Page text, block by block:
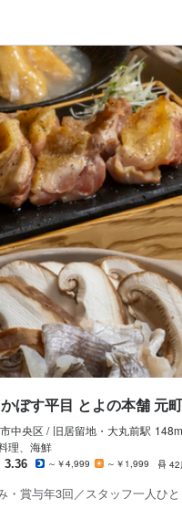
ぼす平目 とよの本舗 元
中央区 / 旧居留地・大丸前駅 148m
理、海鮮
3.36 ～￥4,999 ～￥1,999 42
・賞与年3回／スタッフ一人ひ
鶏とかぼす平目 とよの本舗 元
補・マネージャー
補・マネージャー
鶏とかぼす平目 とよの本舗 元
スタッフ・サー
スタッフ・サービススタ
鶏とかぼす平目 とよの本舗 元
・調理スタッフ
・調理スタッフ
パート 冠地鶏とかぼす平目 とよ
スタッフ・サー
スタッフ・サービススタ
パート 冠地鶏とかぼす平目 とよ
スタッフ・サー
スタッフ・サービススタ